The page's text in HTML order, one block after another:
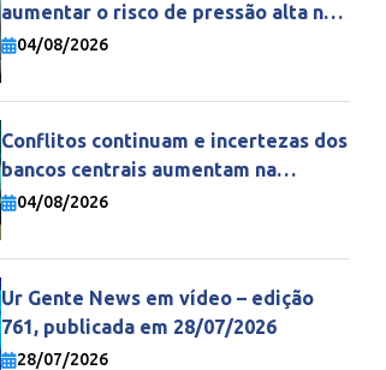
aumentar o risco de pressão alta na
vida adulta
04/08/2026
Conflitos continuam e incertezas dos
bancos centrais aumentam na
economia mundial
04/08/2026
Ur Gente News em vídeo – edição
761, publicada em 28/07/2026
28/07/2026